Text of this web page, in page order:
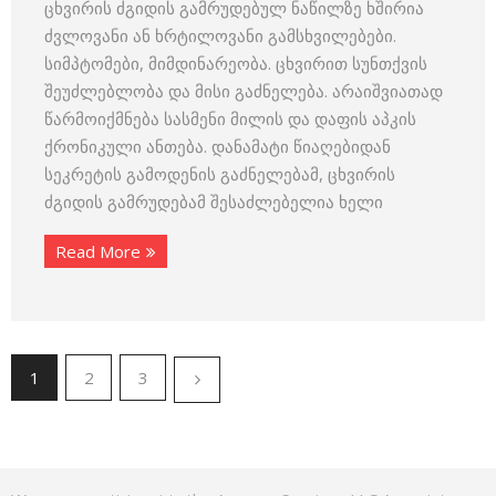
ცხვირის ძგიდის გამრუდებულ ნაწილზე ხშირია
ძვლოვანი ან ხრტილოვანი გამსხვილებები.
სიმპტომები, მიმდინარეობა. ცხვირით სუნთქვის
შეუძლებლობა და მისი გაძნელება. არაიშვიათად
წარმოიქმნება სასმენი მილის და დაფის აპკის
ქრონიკული ანთება. დანამატი წიაღებიდან
სეკრეტის გამოდენის გაძნელებამ, ცხვირის
ძგიდის გამრუდებამ შესაძლებელია ხელი
Read More
1 2 3